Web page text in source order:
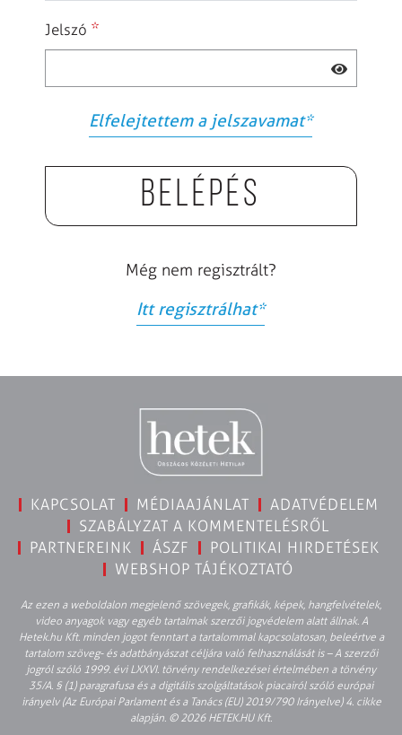
Jelszó *
Elfelejtettem a jelszavamat*
Belépés
Még nem regisztrált?
Itt regisztrálhat*
KAPCSOLAT MÉDIAAJÁNLAT
ADATVÉDELEM
SZABÁLYZAT A KOMMENTELÉSRŐL
PARTNEREINK
ÁSZF
POLITIKAI HIRDETÉSEK
WEBSHOP TÁJÉKOZTATÓ
Az ezen a weboldalon megjelenő szövegek, grafikák, képek, hangfelvételek,
video anyagok vagy egyéb tartalmak szerzői jogvédelem alatt állnak. A
Hetek.hu Kft. minden jogot fenntart a tartalommal kapcsolatosan, beleértve a
tartalom szöveg- és adatbányászat céljára való felhasználását is – A szerzői
jogról szóló 1999. évi LXXVI. törvény rendelkezései értelmében a törvény
35/A. § (1) paragrafusa és a digitális szolgáltatások piacairól szóló európai
irányelv (Az Európai Parlament és a Tanács (EU) 2019/790 Irányelve) 4. cikke
alapján. © 2026 HETEK.HU Kft.